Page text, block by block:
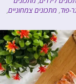
פוד, מתכונים צמחוניים,